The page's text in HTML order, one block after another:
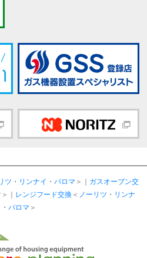
ツ ・ リンナイ ・ パロマ ＞｜ ガスオーブン交
＞｜ レンジフード交換 ＜ ノーリツ ・ リンナ
・ パロマ ＞